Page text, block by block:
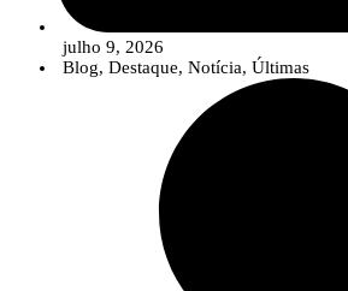
julho 9, 2026
Blog, Destaque, Notícia, Últimas